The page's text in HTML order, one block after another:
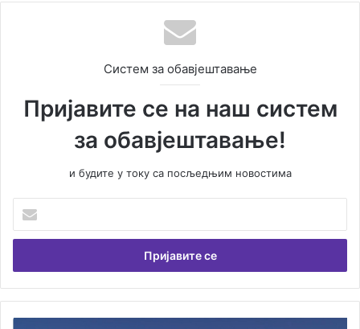
Систем за обавјештавање
Пријавите се на наш систем
за обавјештавање!
и будите у току са посљедњим новостима
е
и
т